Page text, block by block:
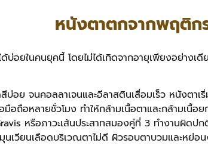
หนังตาตกจากพฤติก
บ่อยในคนยุคนี้ โดยไม่ได้เกิดจากอายุเพียงอย่าง
บ่อย จนคอลลาเจนและอีลาสตินเสื่อมเร็ว หนังตาเ
อถือหลายชั่วโมง ทำให้กล้ามเนื้อตาและกล้ามเนื้อ
หรือภาวะเส้นประสาทสมองคู่ที่ 3 ทำงานผิดป
นเวียนเลือดบริเวณตาไม่ดี ผิวรอบตาบวมและหย่อ